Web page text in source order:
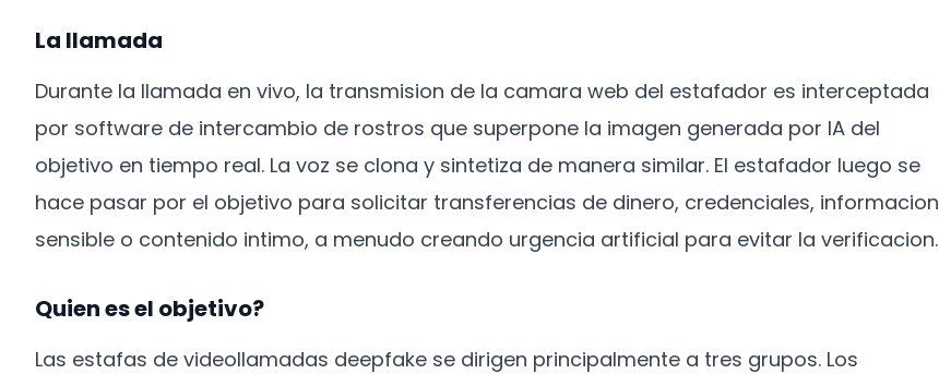
La llamada
Durante la llamada en vivo, la transmision de la camara web del estafador es interceptada
por software de intercambio de rostros que superpone la imagen generada por IA del
objetivo en tiempo real. La voz se clona y sintetiza de manera similar. El estafador luego se
hace pasar por el objetivo para solicitar transferencias de dinero, credenciales, informacion
sensible o contenido intimo, a menudo creando urgencia artificial para evitar la verificacion.
Quien es el objetivo?
Las estafas de videollamadas deepfake se dirigen principalmente a tres grupos. Los